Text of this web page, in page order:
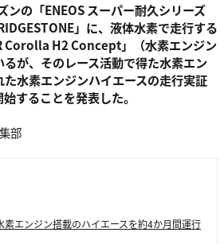
ンの「ENEOS スーパー耐久シリーズ
」に、液体水素で走行する
Corolla H2 Concept」（水素エンジン
が、そのレース活動で得た水素エン
水素エンジンハイエースの走行実証
することを発表した。
部
素エンジン搭載のハイエースを約4か月間運行